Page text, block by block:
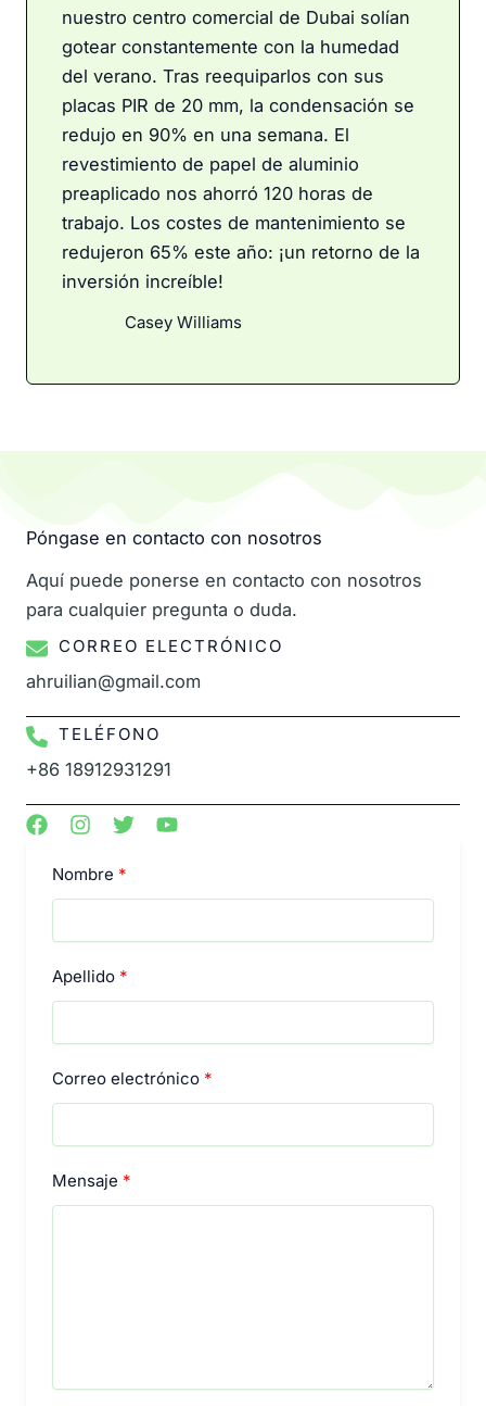
nuestro centro comercial de Dubai solían
gotear constantemente con la humedad
del verano. Tras reequiparlos con sus
placas PIR de 20 mm, la condensación se
redujo en 90% en una semana. El
revestimiento de papel de aluminio
preaplicado nos ahorró 120 horas de
trabajo. Los costes de mantenimiento se
redujeron 65% este año: ¡un retorno de la
inversión increíble!
Casey Williams
Póngase en contacto con nosotros
Aquí puede ponerse en contacto con nosotros
para cualquier pregunta o duda.
CORREO ELECTRÓNICO
ahruilian@gmail.com
TELÉFONO
+86 18912931291
Nombre
Apellido
Correo electrónico
Mensaje